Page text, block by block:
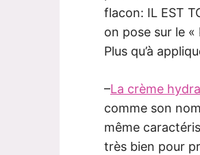
flacon: IL EST
on pose sur le
Plus qu’à
–La crème
comme son
même
très bien pour